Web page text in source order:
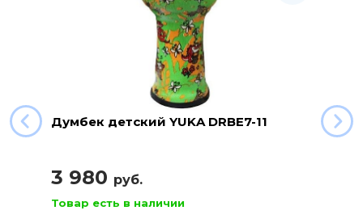
Думбек детский YUKA DRBE7-11
3 980 руб.
Товар есть в наличии